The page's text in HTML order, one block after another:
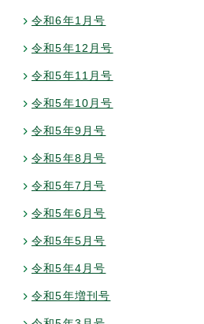
令和6年1月号
令和5年12月号
令和5年11月号
令和5年10月号
令和5年9月号
令和5年8月号
令和5年7月号
令和5年6月号
令和5年5月号
令和5年4月号
令和5年増刊号